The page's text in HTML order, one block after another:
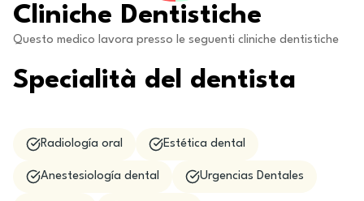
Cliniche Dentistiche
Questo medico lavora presso le seguenti cliniche dentistiche
Specialità del dentista
Radiología oral Estética dental
Anestesiología dental Urgencias Dentales